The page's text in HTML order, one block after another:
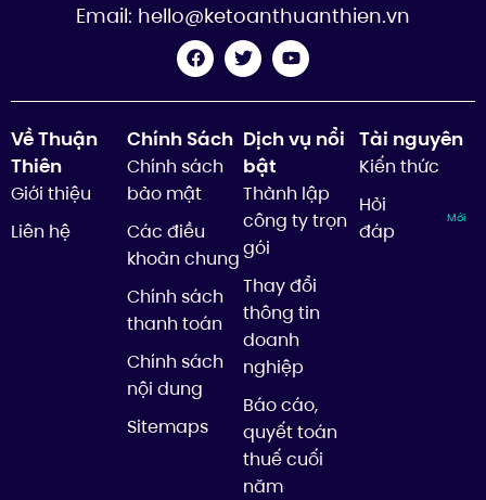
Email: hello@ketoanthuanthien.vn
Về Thuận
Thiên
Giới thiệu
Liên hệ
Chính Sách
Chính sách
bảo mật
Các điều
khoản chung
Chính sách
thanh toán
Chính sách
nội dung
Sitemaps
Dịch vụ nổi
bật
Thành lập
công ty trọn
gói
Thay đổi
thông tin
doanh
nghiệp
Báo cáo,
quyết toán
thuế cuối
năm
Tài nguyên
Kiến thức
Hỏi
đáp
Mới